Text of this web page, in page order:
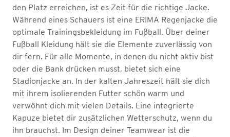
den Platz erreichen, ist es Zeit für die richtige Jacke.
Während eines Schauers ist eine ERIMA Regenjacke die
optimale Trainingsbekleidung im Fußball. Über deiner
Fußball Kleidung hält sie die Elemente zuverlässig von
dir fern. Für alle Momente, in denen du nicht aktiv bist
oder die Bank drücken musst, bietet sich eine
Stadionjacke an. In der kalten Jahreszeit hält sie dich
mit ihrem isolierenden Futter schön warm und
verwöhnt dich mit vielen Details. Eine integrierte
Kapuze bietet dir zusätzlichen Wetterschutz, wenn du
ihn brauchst. Im Design deiner Teamwear ist die